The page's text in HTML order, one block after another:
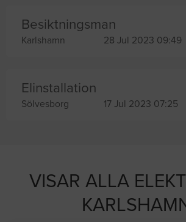
Besiktningsman
Karlshamn 28 Jul 2023 09:49
Elinstallation
Sölvesborg 17 Jul 2023 07:25
VISAR ALLA